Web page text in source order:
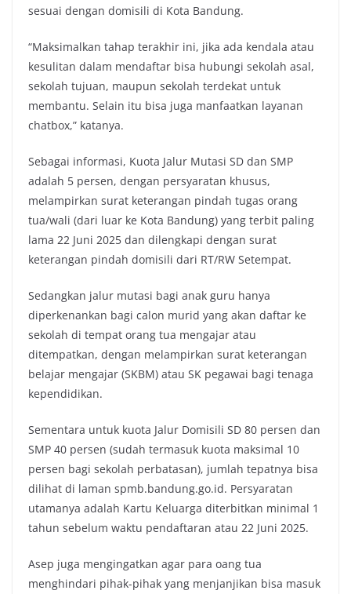
sesuai dengan domisili di Kota Bandung.
“Maksimalkan tahap terakhir ini, jika ada kendala atau
kesulitan dalam mendaftar bisa hubungi sekolah asal,
sekolah tujuan, maupun sekolah terdekat untuk
membantu. Selain itu bisa juga manfaatkan layanan
chatbox,” katanya.
Sebagai informasi, Kuota Jalur Mutasi SD dan SMP
adalah 5 persen, dengan persyaratan khusus,
melampirkan surat keterangan pindah tugas orang
tua/wali (dari luar ke Kota Bandung) yang terbit paling
lama 22 Juni 2025 dan dilengkapi dengan surat
keterangan pindah domisili dari RT/RW Setempat.
Sedangkan jalur mutasi bagi anak guru hanya
diperkenankan bagi calon murid yang akan daftar ke
sekolah di tempat orang tua mengajar atau
ditempatkan, dengan melampirkan surat keterangan
belajar mengajar (SKBM) atau SK pegawai bagi tenaga
kependidikan.
Sementara untuk kuota Jalur Domisili SD 80 persen dan
SMP 40 persen (sudah termasuk kuota maksimal 10
persen bagi sekolah perbatasan), jumlah tepatnya bisa
dilihat di laman spmb.bandung.go.id. Persyaratan
utamanya adalah Kartu Keluarga diterbitkan minimal 1
tahun sebelum waktu pendaftaran atau 22 Juni 2025.
Asep juga mengingatkan agar para oang tua
menghindari pihak-pihak yang menjanjikan bisa masuk